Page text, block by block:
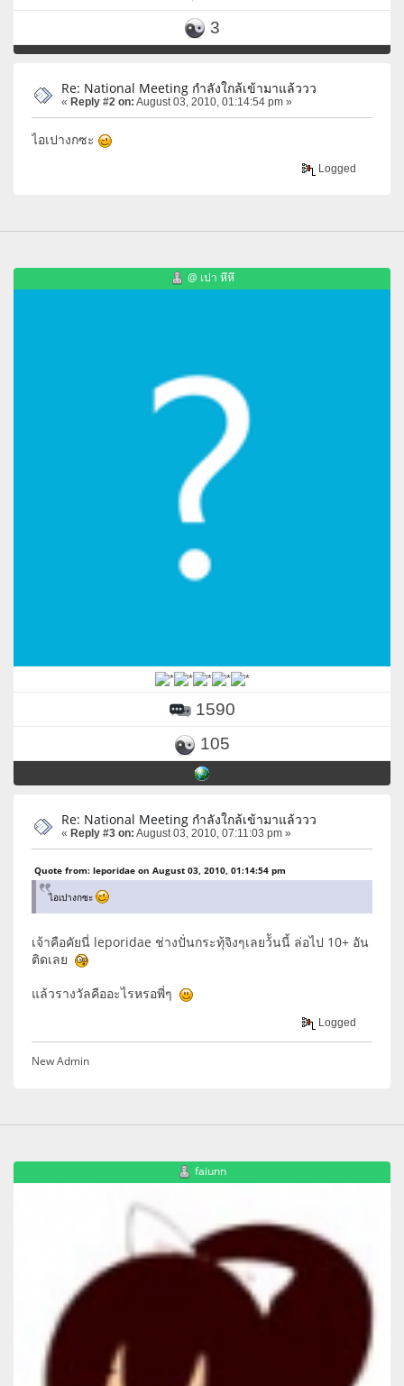
3
Re: National Meeting กำลังใกล้เข้ามาแล้ววว
« Reply #2 on: August 03, 2010, 01:14:54 pm »
ไอเปางกซะ
Logged
@ เปา หึหึ
1590
105
Re: National Meeting กำลังใกล้เข้ามาแล้ววว
« Reply #3 on: August 03, 2010, 07:11:03 pm »
Quote from: leporidae on August 03, 2010, 01:14:54 pm
ไอเปางกซะ
เจ้าคือคัยนี่ leporidae ช่างปั่นกระทุ้จิงๆเลยว้ันนี้ ล่อไป 10+ อัน
ติดเลย
แล้วรางวัลคืออะไรหรอพี่ๆ
Logged
New Admin
faiunn